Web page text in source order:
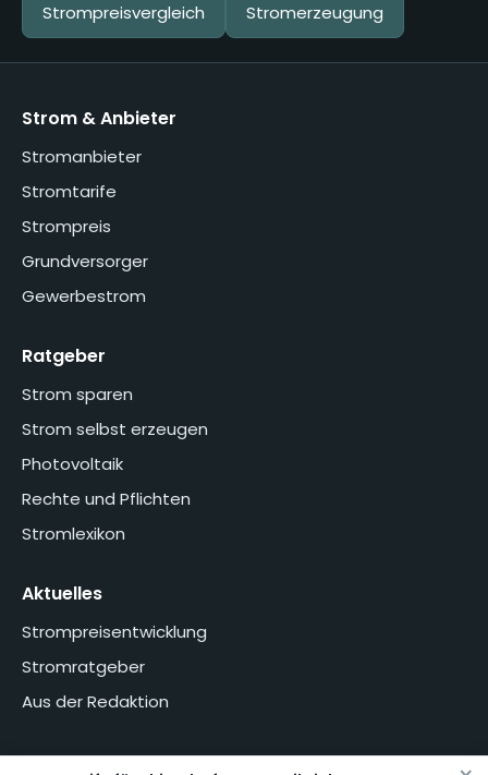
Strompreisvergleich Stromerzeugung
Strom & Anbieter
Stromanbieter
Stromtarife
Strompreis
Grundversorger
Gewerbestrom
Ratgeber
Strom sparen
Strom selbst erzeugen
Photovoltaik
Rechte und Pflichten
Stromlexikon
Aktuelles
Strompreisentwicklung
Stromratgeber
Aus der Redaktion